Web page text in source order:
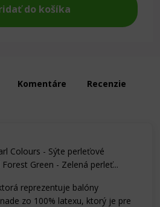
do košíka
Komentáre Recenzie
Colours - Sýte perleťové
Green - Zelená perleť...
reprezentuje balóny
zo 100% latexu, ktorý je pre